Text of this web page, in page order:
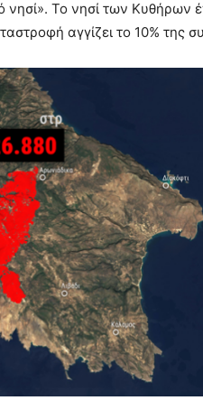
Το νησί των Κυθήρων
αγγίζει το 10% της